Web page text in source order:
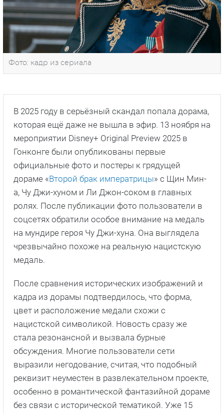
Фото: кадр из сериала
В 2025 году в серьёзный скандал попала дорама,
которая ещё даже не вышла в эфир. 13 ноября на
мероприятии Disney+ Original Preview 2025 в
Гонконге были опубликованы первые
официальные фото и постеры к грядущей
дораме «Второй брак императрицы» с Щин Мин-
а, Чу Джи-хуном и Ли Джон-соком в главных
ролях. После публикации фото пользователи в
соцсетях обратили особое внимание на медаль
на мундире героя Чу Джи-хуна. Она выглядела
чрезвычайно похоже на реальную нацистскую
медаль.
После сравнения исторических изображений и
кадра из дорамы подтвердилось, что форма,
цвет и расположение медали схожи с
нацистской символикой. Новость сразу же
стала резонансной и вызвала бурные
обсуждения. Многие пользователи сети
выразили негодование, считая, что подобный
реквизит неуместен в развлекательном проекте,
особенно в романтической фантазийной дораме
без связи с исторической тематикой. Уже 15